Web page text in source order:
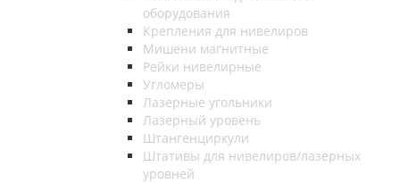
оборудования
Крепления для нивелиров
Мишени магнитные
Рейки нивелирные
Угломеры
Лазерные угольники
Лазерный уровень
Штангенциркули
Штативы для нивелиров/лазерных
уровней